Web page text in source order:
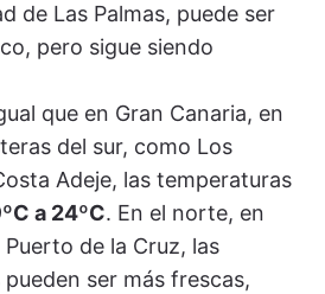
de Las Palmas, puede ser
pero sigue siendo
que en Gran Canaria, en
del sur, como Los
Adeje, las temperaturas
a 24ºC. En el norte, en
de la Cruz, las
ser más frescas,